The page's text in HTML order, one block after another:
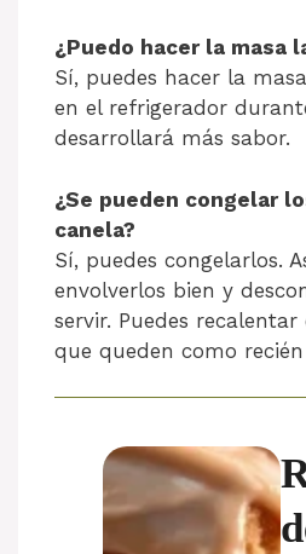
¿Puedo hacer la masa
Sí, puedes hacer la
en el refrigerador
desarrollará más sabor.
¿Se pueden congelar
canela?
Sí, puedes congelarlos.
envolverlos bien y
servir. Puedes
que queden como